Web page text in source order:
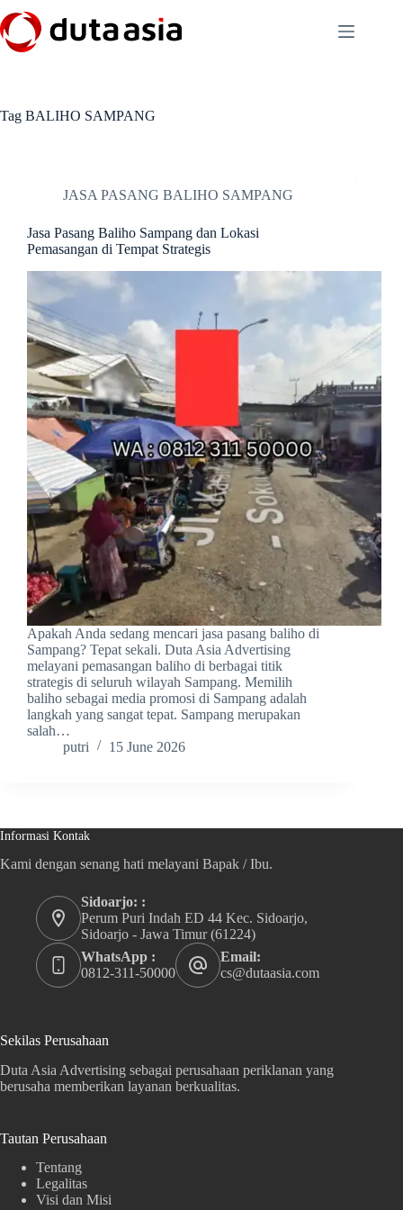
to
content
Tag BALIHO SAMPANG
JASA PASANG BALIHO SAMPANG
Jasa Pasang Baliho Sampang dan Lokasi
Pemasangan di Tempat Strategis
Apakah Anda sedang mencari jasa pasang baliho di
Sampang? Tepat sekali. Duta Asia Advertising
melayani pemasangan baliho di berbagai titik
strategis di seluruh wilayah Sampang. Memilih
baliho sebagai media promosi di Sampang adalah
langkah yang sangat tepat. Sampang merupakan
salah…
putri
15 June 2026
Informasi Kontak
Kami dengan senang hati melayani Bapak / Ibu.
Sidoarjo: :
Perum Puri Indah ED 44 Kec. Sidoarjo,
Sidoarjo - Jawa Timur (61224)
WhatsApp :
0812-311-50000
Email:
cs@dutaasia.com
Sekilas Perusahaan
Duta Asia Advertising sebagai perusahaan periklanan yang
berusaha memberikan layanan berkualitas.
Tautan Perusahaan
Tentang
Legalitas
Visi dan Misi